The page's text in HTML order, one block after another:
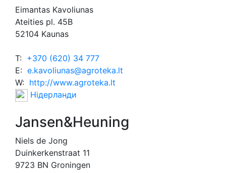
Eimantas Kavoliunas
Ateities pl. 45B
52104 Kaunas
T: +370 (620) 34 777
E: e.kavoliunas@agroteka.lt
W: http://www.agroteka.lt
Нідерланди
Jansen&Heuning
Niels de Jong
Duinkerkenstraat 11
9723 BN Groningen